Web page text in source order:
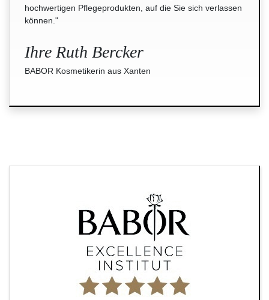
hochwertigen Pflegeprodukten, auf die Sie sich verlassen
können."
Ihre Ruth Bercker
BABOR Kosmetikerin aus Xanten